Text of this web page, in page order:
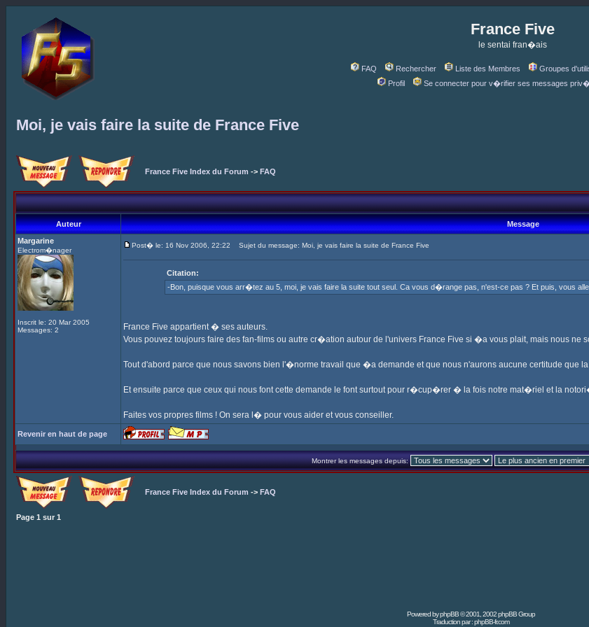
France Five
le sentai fran�ais
FAQ Rechercher Liste des Membres Groupes
Profil
Se connecter pour v�rifier ses messages
Moi, je vais faire la suite de France Five
France Five Index du Forum -> FAQ
Auteur
Message
Margarine
Electrom�nager
Inscrit le: 20 Mar 2005
Messages: 2
Post� le: 16 Nov 2006, 22:22 Sujet du message: Moi, je vais faire la suite de France Five
Citation:
-Bon, puisque vous arr�tez au 5, moi, je vais faire la suite tout seul. Ca vous d�range pas, n'est-ce pas ? Et puis, vous
France Five appartient � ses auteurs.
Vous pouvez toujours faire des fan-films ou autre cr�ation autour de l'univers France Five si �a vous plait, mais nous
Tout d'abord parce que nous savons bien l'�norme travail que �a demande et que nous n'aurons aucune certitude que
Et ensuite parce que ceux qui nous font cette demande le font surtout pour r�cup�rer � la fois notre mat�riel et la
Faites vos propres films ! On sera l� pour vous aider et vous conseiller.
Revenir en haut de page
Montrer les messages depuis:
France Five Index du Forum -> FAQ
Page 1 sur 1
Powered byphpBB© 2001, 2002 phpBB Group
Traduction par :phpBB-fr.com